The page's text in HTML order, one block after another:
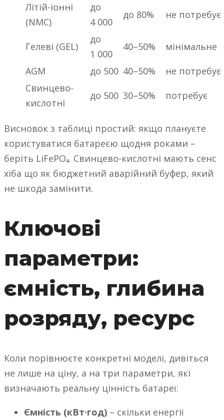
Літій-іонні
(NMC)
до
4 000
до 80% не потребує
Гелеві (GEL)
до
1 000
40–50% мінімальне
AGM до 500 40–50%
не потребує
Свинцево-
кислотні
до 500 30–50% потребує
Висновок з таблиці простий: якщо плануєте
користуватися батареєю щодня роками –
беріть LiFePO₄. Свинцево-кислотні мають сенс
хіба що як бюджетний аварійний буфер, який
не шкода замінити.
Ключові
параметри:
ємність, глибина
розряду, ресурс
Коли порівнюєте конкретні моделі, дивіться
не лише на ціну, а на три параметри, які
визначають реальну цінність батареї:
Ємність (кВт·год) – скільки енергії